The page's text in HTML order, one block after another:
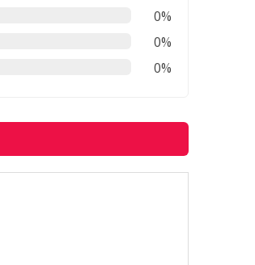
0%
0%
0%